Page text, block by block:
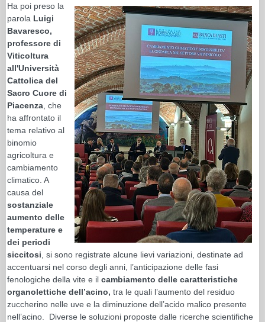
Ha poi preso la
parola Luigi
Bavaresco,
professore di
Viticoltura
all'Università
Cattolica del
Sacro Cuore di
Piacenza , che
ha affrontato il
tema relativo al
binomio
agricoltura e
cambiamento
climatico. A
causa del
sostanziale
aumento delle
temperature e
dei periodi
siccitosi , si sono registrate alcune lievi variazioni, destinate ad
accentuarsi nel corso degli anni, l’anticipazione delle fasi
fenologiche della vite e il cambiamento delle caratteristiche
organolettiche dell’acino, tra le quali l’aumento del residuo
zuccherino nelle uve e la diminuzione dell’acido malico presente
nell’acino. Diverse le soluzioni proposte dalle ricerche scientifiche